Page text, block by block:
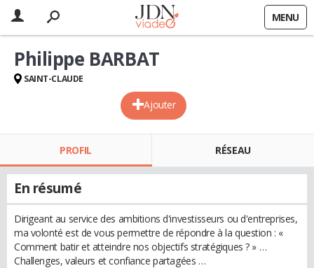
MENU
Ajouter
Philippe BARBAT
SAINT-CLAUDE
PROFIL RÉSEAU
En résumé
Dirigeant au service des ambitions d'investisseurs ou d'entreprises,
ma volonté est de vous permettre de répondre à la question : «
Comment batir et atteindre nos objectifs stratégiques ? » …
Challenges, valeurs et confiance partagées …